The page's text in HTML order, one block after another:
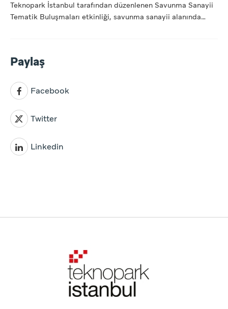
Teknopark İstanbul tarafından düzenlenen Savunma Sanayii
Tematik Buluşmaları etkinliği, savunma sanayii alanında
Paylaş
Facebook
Twitter
Linkedin